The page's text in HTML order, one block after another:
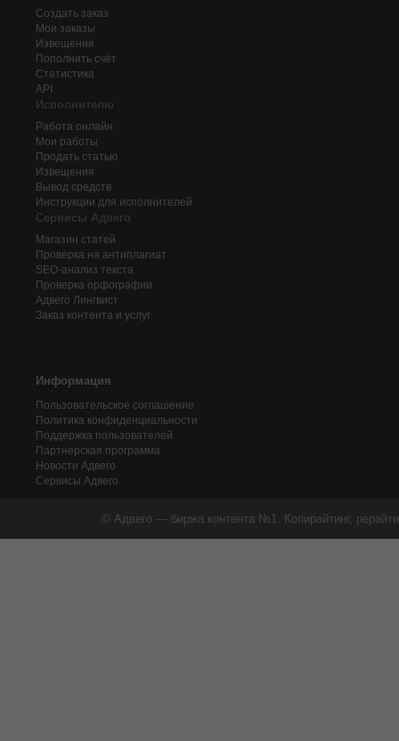
Создать заказ
Мои заказы
Извещения
Пополнить счёт
Статистика
API
Исполнителю
Работа онлайн
Мои работы
Продать статью
Извещения
Вывод средств
Инструкции для исполнителей
Сервисы Адвего
Магазин статей
Проверка на антиплагиат
SEO-анализ текста
Проверка орфографии
Адвего Лингвист
Заказ контента и услуг
Информация
Пользовательское соглашение
Политика конфиденциальности
Поддержка пользователей
Партнерская программа
Новости Адвего
Сервисы Адвего
© Адвего — биржа контента №1. Копирайтинг,